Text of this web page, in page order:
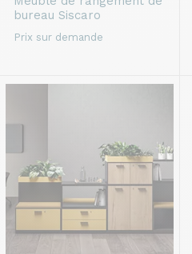
bureau Siscaro
Prix sur demande